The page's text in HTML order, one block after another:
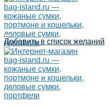
Добавить в список желаний